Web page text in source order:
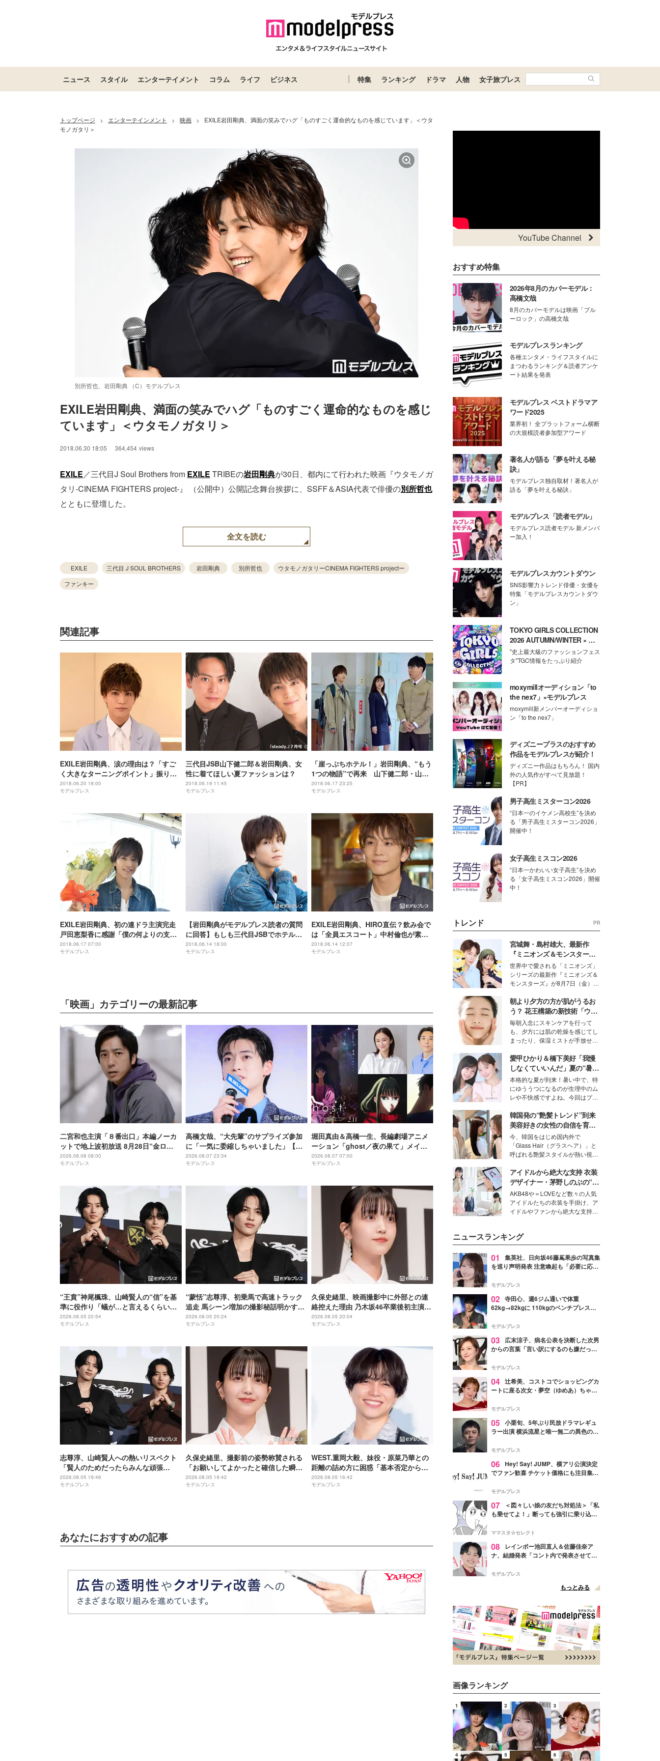
ニュース スタイル エンターテイメント コラム ライフ ビジネス 特集 ランキング ドラマ 人物 女子旅プレス
トップページ > エンターテインメント > 映画 >
EXILE岩田剛典、満面の笑みでハグ「ものすごく運命的なものを感じています」＜ウタ
モノガタリ＞
別所哲也、岩田剛典 （C）モデルプレス
Unmute /
EXILE岩田剛典、満面の笑みでハグ「ものすごく運命的なものを感じ
ています」＜ウタモノガタリ＞
2018.06.30 18:05 364,454 views
EXILE／三代目J Soul Brothers from EXILE TRIBEの岩田剛典が30日、都内にて行われた映画『ウタモノガ
タリ-CINEMA FIGHTERS project-』 （公開中）公開記念舞台挨拶に、SSFF＆ASIA代表で俳優の別所哲也
とともに登壇した。
全文を読む
EXILE 三代目 J SOUL BROTHERS 岩田剛典 別所哲也
ウタモノガタリーCINEMA FIGHTERS projectー
ファンキー
関連記事
EXILE岩田剛典、涙の理由は？「すご
く大きなターニングポイント」振り返
る
2018.06.20 18:00
モデルプレス
三代目JSB山下健二郎＆岩田剛典、女
性に着てほしい夏ファッションは？
2018.06.19 11:45
モデルプレス
「崖っぷちホテル！」岩田剛典、“もう
1つの物語”で再来 山下健二郎・山口
乃々華がかき回す？
2018.06.17 23:25
モデルプレス
EXILE岩田剛典、初の連ドラ主演完走
戸田恵梨香に感謝「僕の何よりの支え
でした」＜崖っぷちホテル！＞
2018.06.17 07:00
モデルプレス
【岩田剛典がモデルプレス読者の質問
に回答】もしも三代目JSBでホテル経
営したら？カフェカーは差し入れし
た？“ワクワクポーズ”はアドリブ？…
2018.06.14 18:00
モデルプレス
EXILE岩田剛典、HIRO直伝？飲み会で
は「全員エスコート」中村倫也が素顔
を明かす
2018.06.14 12:07
モデルプレス
「映画」カテゴリーの最新記事
二宮和也主演「８番出口」本編ノーカ
ットで地上波初放送 8月28日“金ロ
ー”枠
2026.08.08 08:00
モデルプレス
高橋文哉、“大先輩”のサプライズ参加
に「一気に委縮しちゃいました」【ブ
ルーロック】
2026.08.07 23:34
モデルプレス
堀田真由＆高橋一生、長編劇場アニメ
ーション「ghost／夜の果て」メイン
キャスト声優に決定「子どもの頃に抱
いていた言葉にはできない沢山の感情
2026.08.07 07:00
モデルプレス
“王賁”神尾楓珠、山崎賢人の“信”を基
準に役作り「蟻が…と言えるくらいの
説得力がないと」【キングダム 魂の決
戦】
2026.08.05 20:54
モデルプレス
“蒙恬”志尊淳、初乗馬で高速トラック
追走 馬シーン増加の撮影秘話明かす
【キングダム 魂の決戦】
2026.08.05 20:24
モデルプレス
久保史緒里、映画撮影中に外部との連
絡控えた理由 乃木坂46卒業後初主演で
母親役に【世界は美しいと誰かが言っ
た】
2026.08.05 20:04
モデルプレス
志尊淳、山崎賢人への熱いリスペクト
「賢人のためだったらみんな頑張
る」“信”としての姿を絶賛【キングダ
ム 魂の決戦】
2026.08.05 19:46
モデルプレス
久保史緒里、撮影前の姿勢称賛される
「お願いしてよかったと確信した瞬
間」【世界は美しいと誰かが言った】
2026.08.05 19:42
モデルプレス
WEST.重岡大毅、妹役・原菜乃華との
距離の詰め方に困惑「基本否定から入
る会話をしてしまった」【5秒で完全犯
罪を生成する方法】
2026.08.05 16:42
モデルプレス
あなたにおすすめの記事
YouTube Channel
おすすめ特集
2026年8月のカバーモデル：
高橋文哉
8月のカバーモデルは映画「ブル
ーロック」の高橋文哉
モデルプレスランキング
各種エンタメ・ライフスタイルに
まつわるランキング＆読者アンケ
ート結果を発表
モデルプレス ベストドラマア
ワード2025
業界初！ 全プラットフォーム横断
の大規模読者参加型アワード
著名人が語る「夢を叶える秘
訣」
モデルプレス独自取材！著名人が
語る「夢を叶える秘訣」
モデルプレス「読者モデル」
モデルプレス読者モデル 新メンバ
ー加入！
モデルプレスカウントダウン
SNS影響力トレンド俳優・女優を
特集「モデルプレスカウントダウ
ン」
TOKYO GIRLS COLLECTION
2026 AUTUMN/WINTER × モ
デルプレス
"史上最大級のファッションフェス
タ"TGC情報をたっぷり紹介
moxymillオーディション「to
the nex7」×モデルプレス
moxymill新メンバーオーディショ
ン「to the nex7」
ディズニープラスのおすすめ
作品をモデルプレスが紹介！
ディズニー作品はもちろん！ 国内
外の人気作がすべて見放題！
【PR】
男子高生ミスターコン2026
“日本一のイケメン高校生”を決め
る「男子高生ミスターコン2026」
開催中！
女子高生ミスコン2026
“日本一かわいい女子高生”を決め
る「女子高生ミスコン2026」開催
中！
トレンド PR
宮城舞・島村雄大、最新作
『ミニオンズ＆モンスター
ズ』の魅力熱弁 ハチャメチャ
だけじゃない“友情と絆”に感
動
世界中で愛される「ミニオンズ」
シリーズの最新作『ミニオンズ＆
モンスターズ』が8月7日（金）に
ニオン好き”という共通点を持つモ
デルの宮城舞と島村雄大の特別対
談をお届け！それぞれの視点か
ら、今作ならではの魅力や予想外
の感動をもたらす奥深いストーリ
ーについて熱く語り合ってもらっ
た。
朝より夕方の方が肌がうるお
う？ 花王構築の新技術「ウォ
ーターキャプチャリングスキ
ン（捕水肌）」がスキンケア
の常識を変える予感
毎朝入念にスキンケアを行って
も、夕方には肌の乾燥を感じてし
まったり、保湿ミストが手放せな
な美容の常識を大きく変える可能
性を秘めた、革新的な「Water
Capturing Skin（ウォーターキャ
プチャリングスキン：捕水肌）」
技術を、花王が構築した。
愛甲ひかり＆橋下美好「我慢
しなくていいんだ」夏の“暑さ
対策”の新しい選択肢とは？
本格的な夏が到来！暑い中で、特
にゆううつになるのが生理中のム
レや不快感ですよね。今回はプラ
モデル・愛甲ひかりさんと橋下美
好さんを迎えて本音で女子会トー
ク。猛暑のお出かけを快適に過ご
すヒントや、2人が感動した夏の
生理の新常識にも迫りました。
韓国発の“艶髪トレンド”到来
美容好きの女性の自信を育む
「ヘアケア事情」って？
今、韓国をはじめ国内外で
「Glass Hair（グラスヘア）」と
呼ばれる艶髪スタイルが熱い視線
ションの完成度を高めるベースと
して、“髪そのものの美しさ”に改
めて注目する人が増えている様
子。今回は、そんな憧れの艶やか
な髪を日常で叶える、美容好きの
女性たちのヘアケア事情を紹介し
アイドルから絶大な支持 衣装
デザイナー・茅野しのぶの“可
愛い”を作る美学＜「シチズン
クロスシー」インタビュー＞
AKB48や＝LOVEなど数々の人気
アイドルたちの衣装を手掛け、ア
イドルやファンから絶大な支持を
ター・茅野しのぶ。一人ひとりの
個性に寄り添い、魅力を引き出す
衣装作りは、多くの女性たちに勇
気と自信を与え続けている。
ニュースランキング
01
集英社、日向坂46藤嶌果歩の写真集
を巡り声明発表 注意喚起も「必要に応じ
モデルプレス
02 寺田心、週6ジム通いで体重
62kg→82kgに 110kgのベンチプレス持
「かっこいい」と反響
モデルプレス
03
広末涼子、病名公表を決断した次男
からの言葉「言い訳にするのも嫌だっ
モデルプレス
04 辻希美、コストコでショッピングカ
ートに座る次女・夢空（ゆめあ）ちゃん
ぎ」「成長を感じる」の声
モデルプレス
05 小栗旬、5年ぶり民放ドラマレギュ
ラー出演 横浜流星と唯一無二の異色のバ
モデルプレス
06 Hey! Say! JUMP、横アリ公演決定
でファン歓喜 チケット価格にも注目集ま
モデルプレス
07
＜図々しい娘の友だち対処法＞「私
も乗せてよ！」断っても強引に乗り込ん
ママスタ☆セレクト
08
レインボー池田直人＆佐藤佳奈ア
ナ、結婚発表「コント内で発表させてい
点変更のため
モデルプレス
もっとみる
画像ランキング
1 2 3
4 5 6